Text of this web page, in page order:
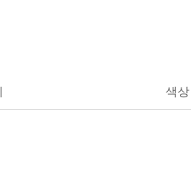
색상